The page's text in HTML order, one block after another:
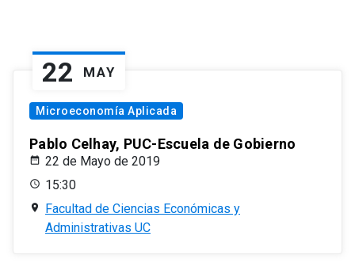
22 MAY
Microeconomía Aplicada
Pablo Celhay, PUC-Escuela de Gobierno
22 de Mayo de 2019
15:30
Facultad de Ciencias Económicas y
Administrativas UC